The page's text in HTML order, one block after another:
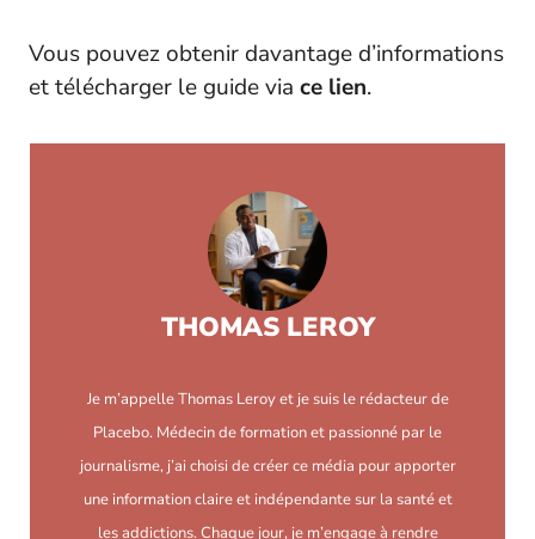
Vous pouvez obtenir davantage d’informations
et télécharger le guide via ce lien.
THOMAS LEROY
Je m’appelle Thomas Leroy et je suis le rédacteur de
Placebo. Médecin de formation et passionné par le
journalisme, j’ai choisi de créer ce média pour apporter
une information claire et indépendante sur la santé et
les addictions. Chaque jour, je m’engage à rendre